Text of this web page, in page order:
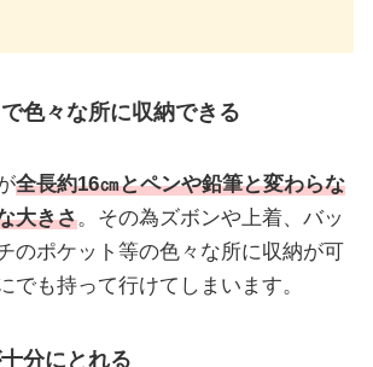
色々な所に収納できる
全長約16㎝とペンや鉛筆と変わらな
大きさ。その為ズボンや上着、バッ
のポケット等の色々な所に収納が可
でも持って行けてしまいます。
分にとれる